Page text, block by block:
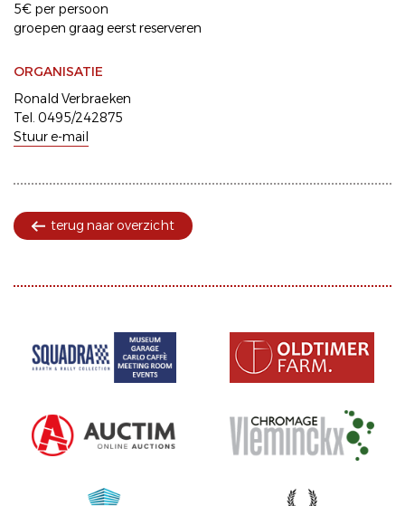
5€ per persoon
groepen graag eerst reserveren
ORGANISATIE
Ronald Verbraeken
Tel. 0495/242875
Stuur e-mail
terug naar overzicht